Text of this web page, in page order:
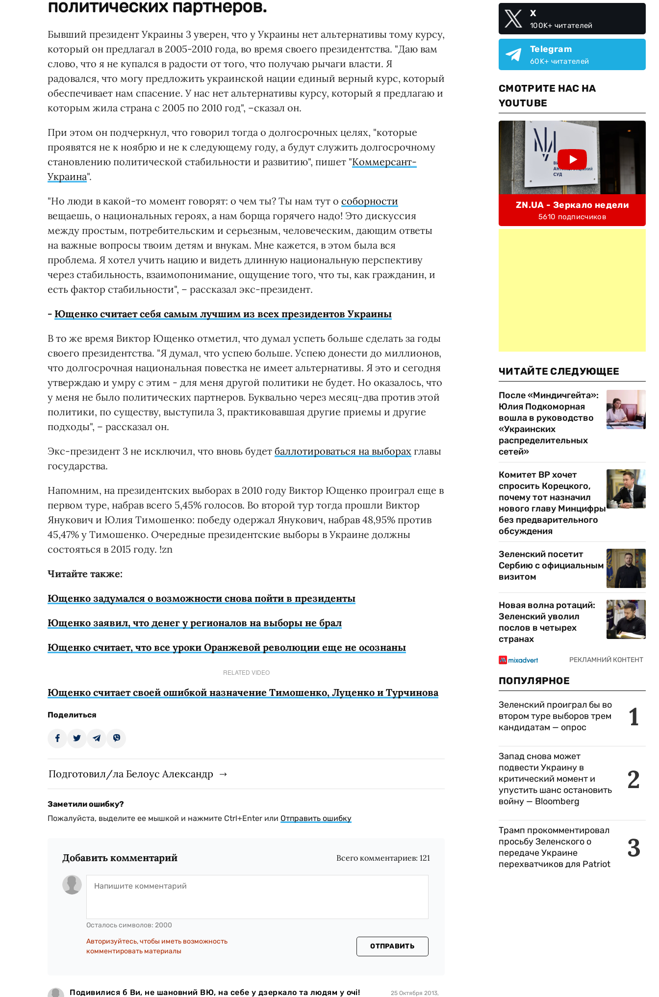
политических партнеров.
Бывший президент Украины 3 уверен, что у Украины нет альтернативы тому курсу,
который он предлагал в 2005-2010 года, во время своего президентства. "Даю вам
слово, что я не купался в радости от того, что получаю рычаги власти. Я
радовался, что могу предложить украинской нации единый верный курс, который
обеспечивает нам спасение. У нас нет альтернативы курсу, который я предлагаю и
которым жила страна с 2005 по 2010 год", –сказал он.
При этом он подчеркнул, что говорил тогда о долгосрочных целях, "которые
проявятся не к ноябрю и не к следующему году, а будут служить долгосрочному
становлению политической стабильности и развитию", пишет "Коммерсант-
Украина".
"Но люди в какой-то момент говорят: о чем ты? Ты нам тут о соборности
вещаешь, о национальных героях, а нам борща горячего надо! Это дискуссия
между простым, потребительским и серьезным, человеческим, дающим ответы
на важные вопросы твоим детям и внукам. Мне кажется, в этом была вся
проблема. Я хотел учить нацию и видеть длинную национальную перспективу
через стабильность, взаимопонимание, ощущение того, что ты, как гражданин, и
есть фактор стабильности", – рассказал экс-президент.
- Ющенко считает себя самым лучшим из всех президентов Украины
В то же время Виктор Ющенко отметил, что думал успеть больше сделать за годы
своего президентства. "Я думал, что успею больше. Успею донести до миллионов,
что долгосрочная национальная повестка не имеет альтернативы. Я это и сегодня
утверждаю и умру с этим - для меня другой политики не будет. Но оказалось, что
у меня не было политических партнеров. Буквально через месяц-два против этой
политики, по существу, выступила 3, практиковавшая другие приемы и другие
подходы", – рассказал он.
Экс-президент 3 не исключил, что вновь будет баллотироваться на выборах главы
государства.
Напомним, на президентских выборах в 2010 году Виктор Ющенко проиграл еще в
первом туре, набрав всего 5,45% голосов. Во второй тур тогда прошли Виктор
Янукович и Юлия Тимошенко: победу одержал Янукович, набрав 48,95% против
45,47% у Тимошенко. Очередные президентские выборы в Украине должны
состояться в 2015 году. !zn
Читайте также:
Ющенко задумался о возможности снова пойти в президенты
Ющенко заявил, что денег у регионалов на выборы не брал
Ющенко считает, что все уроки Оранжевой революции еще не осознаны
RELATED VIDEO
Ющенко считает своей ошибкой назначение Тимошенко, Луценко и Турчинова
Поделиться
Подготовил/ла Белоус Александр
Заметили ошибку?
Пожалуйста, выделите ее мышкой и нажмите Ctrl+Enter или Отправить ошибку
Добавить комментарий Всего комментариев:121
Осталось символов: 2000
Авторизуйтесь, чтобы иметь возможность
комментировать материалы
ОТПРАВИТЬ
Подивилися б Ви, не шановний ВЮ, на себе у дзеркало та людям у очі!
25 Октября 2013,
X
100K+ читателей
Telegram
60K+ читателей
СМОТРИТЕ НАС НА
YOUTUBE
ZN.UA - Зеркало недели
5610 подписчиков
ЧИТАЙТЕ СЛЕДУЮЩЕЕ
После «Миндичгейта»:
Юлия Подкоморная
вошла в руководство
«Украинских
распределительных
сетей»
Комитет ВР хочет
спросить Корецкого,
почему тот назначил
нового главу Минцифры
без предварительного
обсуждения
Зеленский посетит
Сербию с официальным
визитом
Новая волна ротаций:
Зеленский уволил
послов в четырех
странах
ПОПУЛЯРНОЕ
1
Зеленский проиграл бы во
втором туре выборов трем
кандидатам — опрос
2
Запад снова может
подвести Украину в
критический момент и
упустить шанс остановить
войну — Bloomberg
3
Трамп прокомментировал
просьбу Зеленского о
передаче Украине
перехватчиков для Patriot